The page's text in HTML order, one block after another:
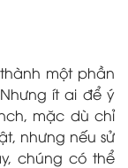
một phần
ít ai để ý
mặc dù chỉ
nhưng nếu sử
chúng có thể